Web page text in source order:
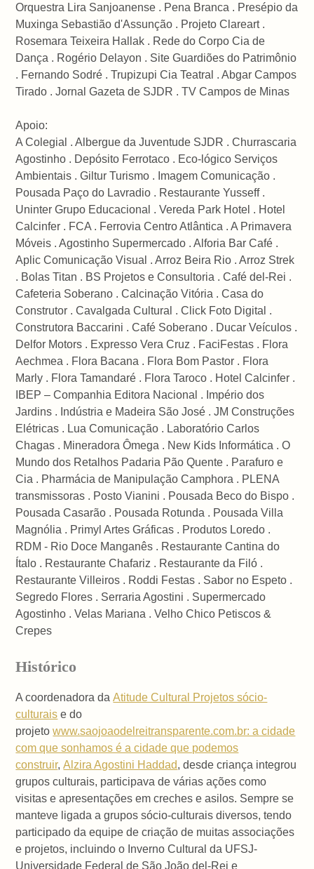
Orquestra Lira Sanjoanense . Pena Branca . Presépio da
Muxinga Sebastião d'Assunção . Projeto Clareart .
Rosemara Teixeira Hallak . Rede do Corpo Cia de
Dança . Rogério Delayon . Site Guardiões do Patrimônio
. Fernando Sodré . Trupizupi Cia Teatral . Abgar Campos
Tirado . Jornal Gazeta de SJDR . TV Campos de Minas
Apoio:
A Colegial . Albergue da Juventude SJDR . Churrascaria
Agostinho . Depósito Ferrotaco . Eco-lógico Serviços
Ambientais . Giltur Turismo . Imagem Comunicação .
Pousada Paço do Lavradio . Restaurante Yusseff .
Uninter Grupo Educacional . Vereda Park Hotel . Hotel
Calcinfer . FCA . Ferrovia Centro Atlântica . A Primavera
Móveis . Agostinho Supermercado . Alforia Bar Café .
Aplic Comunicação Visual . Arroz Beira Rio . Arroz Strek
. Bolas Titan . BS Projetos e Consultoria . Café del-Rei .
Cafeteria Soberano . Calcinação Vitória . Casa do
Construtor . Cavalgada Cultural . Click Foto Digital .
Construtora Baccarini . Café Soberano . Ducar Veículos .
Delfor Motors . Expresso Vera Cruz . FaciFestas . Flora
Aechmea . Flora Bacana . Flora Bom Pastor . Flora
Marly . Flora Tamandaré . Flora Taroco . Hotel Calcinfer .
IBEP – Companhia Editora Nacional . Império dos
Jardins . Indústria e Madeira São José . JM Construções
Elétricas . Lua Comunicação . Laboratório Carlos
Chagas . Mineradora Ômega . New Kids Informática . O
Mundo dos Retalhos Padaria Pão Quente . Parafuro e
Cia . Pharmácia de Manipulação Camphora . PLENA
transmissoras . Posto Vianini . Pousada Beco do Bispo .
Pousada Casarão . Pousada Rotunda . Pousada Villa
Magnólia . Primyl Artes Gráficas . Produtos Loredo .
RDM - Rio Doce Manganês . Restaurante Cantina do
Ítalo . Restaurante Chafariz . Restaurante da Filó .
Restaurante Villeiros . Roddi Festas . Sabor no Espeto .
Segredo Flores . Serraria Agostini . Supermercado
Agostinho . Velas Mariana . Velho Chico Petiscos &
Crepes
Histórico
A coordenadora daAtitude Cultural Projetos sócio-
culturais e do
projetowww.saojoaodelreitransparente.com.br: a cidade
com que sonhamos é a cidade que podemos
construir,Alzira Agostini Haddad, desde criança integrou
grupos culturais, participava de várias ações como
visitas e apresentações em creches e asilos. Sempre se
manteve ligada a grupos sócio-culturais diversos, tendo
participado da equipe de criação de muitas associações
e projetos, incluindo o Inverno Cultural da UFSJ-
Universidade Federal de São João del-Rei e